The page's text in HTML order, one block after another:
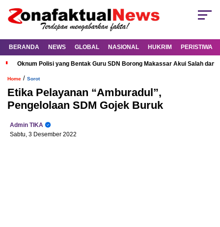
BERANDA NEWS GLOBAL NASIONAL HUKRIM PERISTIWA
Oknum Polisi yang Bentak Guru SDN Borong Makassar Akui Salah dan
Home / Sorot
Etika Pelayanan “Amburadul”,
Pengelolaan SDM Gojek Buruk
Admin TIKA
Sabtu, 3 Desember 2022